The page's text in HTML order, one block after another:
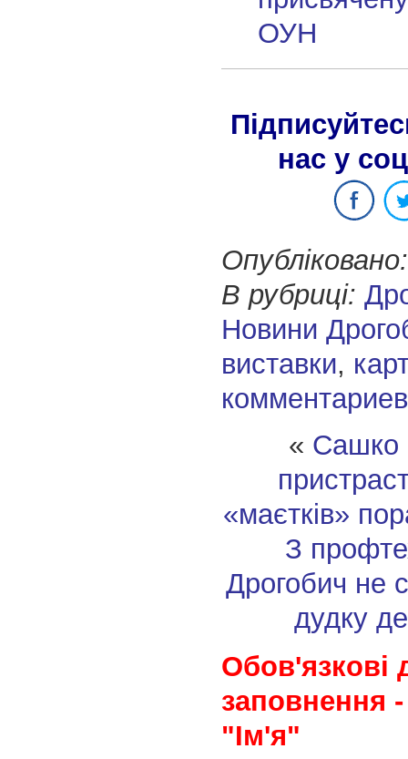
ОУН
нас у
Опубліковано:
В рубриці:
Новини
виставки,
комментариев
« Сашко
«маєтків»
З
Дрогобич не
дудку
Обов'язкові
заповнення
"Ім'я"